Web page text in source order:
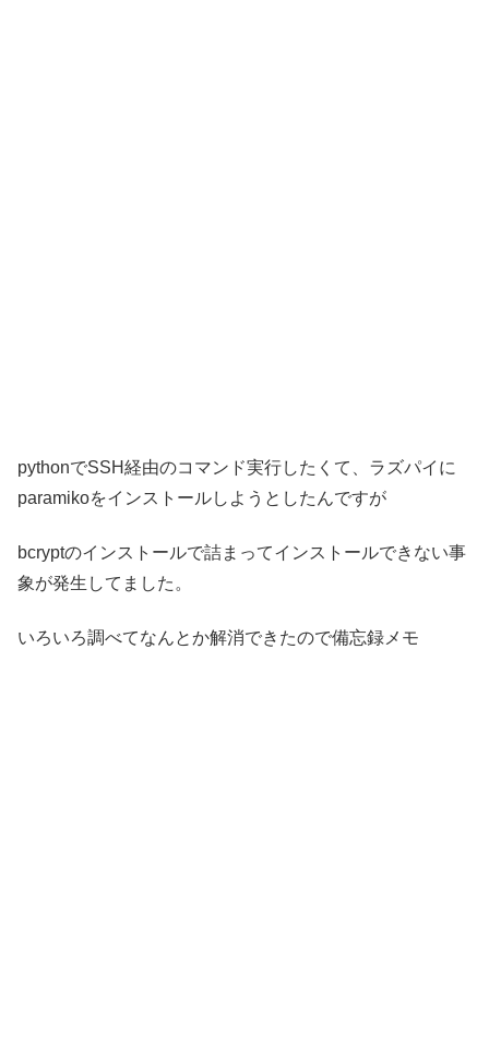
pythonでSSH経由のコマンド実行したくて、ラズパイに
paramikoをインストールしようとしたんですが
bcryptのインストールで詰まってインストールできない事
象が発生してました。
いろいろ調べてなんとか解消できたので備忘録メモ